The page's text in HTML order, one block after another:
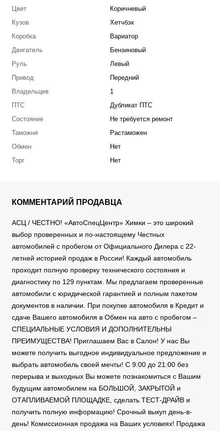
Цвет
Коричневый
Кузов
Хетчбэк
Коробка
Вариатор
Двигатель
Бензиновый
Руль
Левый
Привод
Передний
Владельцев
1
ПТС
Дубликат ПТС
Состояние
Не требуется ремонт
Таможня
Растаможен
Обмен
Нет
Торг
Нет
КОММЕНТАРИЙ ПРОДАВЦА
АСЦ / ЧЕСТНО! «АвтоСпецЦентр» Химки – это широкий
выбор проверенных и по-настоящему Честных
автомобилей с пробегом от Официального Дилера с 22-
летней историей продаж в России! Каждый автомобиль
проходит полную проверку технического состояния и
диагностику по 129 пунктам. Мы предлагаем проверенные
автомобили с юридической гарантией и полным пакетом
документов в наличии. При покупке автомобиля в Кредит и
сдаче Вашего автомобиля в Обмен на авто с пробегом –
СПЕЦИАЛЬНЫЕ УСЛОВИЯ И ДОПОЛНИТЕЛЬНЫ
ПРЕИМУЩЕСТВА! Приглашаем Вас в Салон! У нас Вы
можете получить выгодное индивидуальное предложение и
выбрать автомобиль своей мечты! С 9:00 до 21:00 без
перерыва и выходных Вы можете познакомиться с Вашим
будущим автомобилем на БОЛЬШОЙ, ЗАКРЫТОЙ и
ОТАПЛИВАЕМОЙ ПЛОЩАДКЕ, сделать ТЕСТ-ДРАЙВ и
получить полную информацию! Срочный выкуп день-в-
день! Комиссионная продажа на Ваших условиях! Продажа